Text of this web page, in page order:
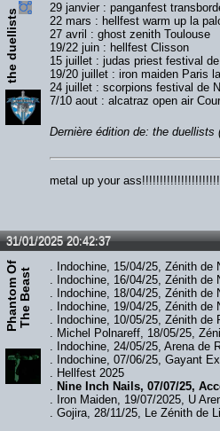
the duellists
29 janvier : panganfest
22 mars : hellfest warm up la
27 avril : ghost zenith Toulouse
19/22 juin : hellfest Clisson
15 juillet : judas priest festival
19/20 juillet : iron maiden Paris
24 juillet : scorpions festival de
7/10 aout : alcatraz open air
Dernière édition de: the duellists
metal up your
31/01/2025 20:42:37
P
h
a
n
t
o
m
O
f
T
h
e
B
e
a
st
. Indochine, 15/04/25, Zénith de
. Indochine, 16/04/25, Zénith de
. Indochine, 18/04/25, Zénith de
. Indochine, 19/04/25, Zénith de
. Indochine, 10/05/25, Zénith de
. Michel Polnareff, 18/05/25,
. Indochine, 24/05/25, Arena de
. Indochine, 07/06/25, Gayant
. Hellfest 2025
Nine Inch Nails, 07/07/25,
. Iron Maiden, 19/07/2025, U
. Gojira, 28/11/25, Le Zénith de